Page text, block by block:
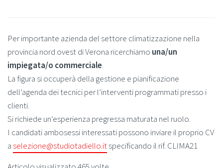
Per importante azienda del settore climatizzazione nella
provincia nord ovest di Verona ricerchiamo una/un
impiegata/o commerciale.
La figura si occuperà della gestione e pianificazione
dell’agenda dei tecnici per l’interventi programmati presso i
clienti.
Si richiede un’esperienza pregressa maturata nel ruolo.
I candidati ambosessi interessati possono inviare il proprio CV
aselezione@studiotadiello.itspecificando il rif. CLIMA21